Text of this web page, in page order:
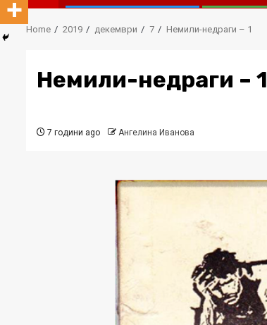
Home 2019 декември 7 Немили-недраги – 1
Немили-недраги – 1
7 години ago Ангелина Иванова